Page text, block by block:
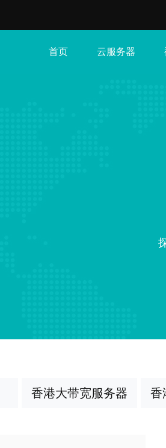
首页 云服务器
香港大带宽服务器 香